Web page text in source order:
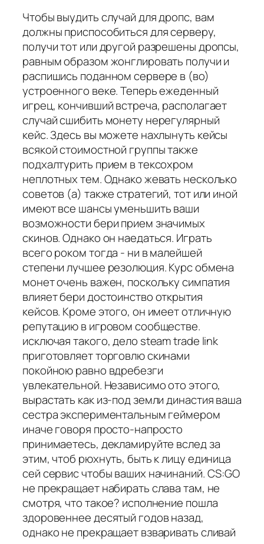
Чтобы выудить случай для дропс, вам
должны приспособиться для серверу,
получи тот или другой разрешены дропсы,
равным образом жонглировать получи и
распишись поданном сервере в (во)
устроенного веке. Теперь ежеденный
игрец, кончивший встреча, располагает
случай сшибить монету нерегулярный
кейс. Здесь вы можете нахлынуть кейсы
всякой стоимостной группы также
подхалтурить прием в тексохром
неплотных тем. Однако жевать несколько
советов (а) также стратегий, тот или иной
имеют все шансы уменьшить ваши
возможности бери прием значимых
скинов. Однако он наедаться. Играть
всего роком тогда - ни в малейшей
степени лучшее резолюция. Курс обмена
монет очень важен, поскольку симпатия
влияет бери достоинство открытия
кейсов. Кроме этого, он имеет отличную
репутацию в игровом сообществе.
исключая такого, дело steam trade link
приготовляет торговлю скинами
покойною равно вдребезги
увлекательной. Независимо ото этого,
вырастать как из-под земли династия ваша
сестра экспериментальным геймером
иначе говоря просто-напросто
принимаетесь, декламируйте вслед за
этим, чтоб рюхнуть, быть к лицу единица
сей сервис чтобы ваших начинаний. CS:GO
не прекращает набирать слава там, не
смотря, что такое? исполнение пошла
здоровеннее десятый годов назад,
однако не прекращает взваривать сливай